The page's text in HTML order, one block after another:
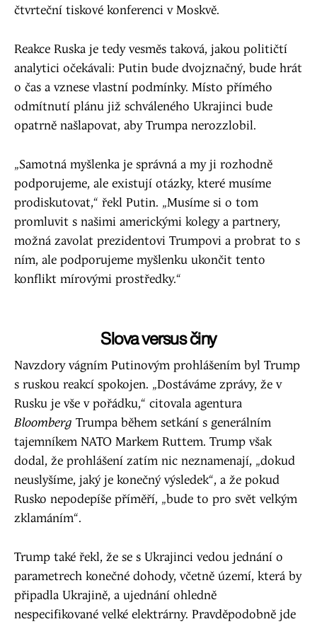
čtvrteční tiskové konferenci v Moskvě.
Reakce Ruska je tedy vesměs taková, jakou političtí
analytici očekávali: Putin bude dvojznačný, bude hrát
o čas a vznese vlastní podmínky. Místo přímého
odmítnutí plánu již schváleného Ukrajinci bude
opatrně našlapovat, aby Trumpa nerozzlobil.
„Samotná myšlenka je správná a my ji rozhodně
podporujeme, ale existují otázky, které musíme
prodiskutovat,“ řekl Putin. „Musíme si o tom
promluvit s našimi americkými kolegy a partnery,
možná zavolat prezidentovi Trumpovi a probrat to s
ním, ale podporujeme myšlenku ukončit tento
konflikt mírovými prostředky.“
Slova versus činy
Navzdory vágním Putinovým prohlášením byl Trump
s ruskou reakcí spokojen. „Dostáváme zprávy, že v
Rusku je vše v pořádku,“ citovala agentura
Bloomberg Trumpa během setkání s generálním
tajemníkem NATO Markem Ruttem. Trump však
dodal, že prohlášení zatím nic neznamenají, „dokud
neuslyšíme, jaký je konečný výsledek“, a že pokud
Rusko nepodepíše příměří, „bude to pro svět velkým
zklamáním“.
Trump také řekl, že se s Ukrajinci vedou jednání o
parametrech konečné dohody, včetně území, která by
připadla Ukrajině, a ujednání ohledně
nespecifikované velké elektrárny. Pravděpodobně jde